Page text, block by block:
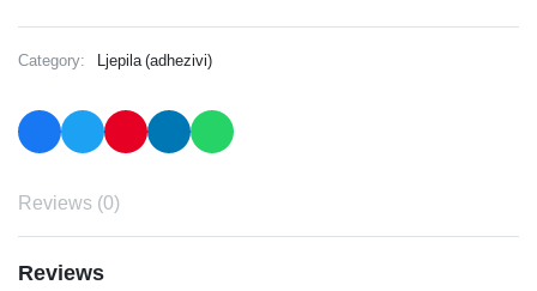
Category: Ljepila (adhezivi)
Reviews (0)
Reviews